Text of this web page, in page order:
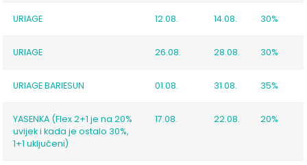
URIAGE 12.08. 14.08. 30%
URIAGE 26.08. 28.08. 30%
URIAGE BARIESUN 01.08. 31.08. 35%
YASENKA (Flex 2+1 je na 20%
uvijek i kada je ostalo 30%,
1+1 uključeni)
17.08. 22.08. 20%